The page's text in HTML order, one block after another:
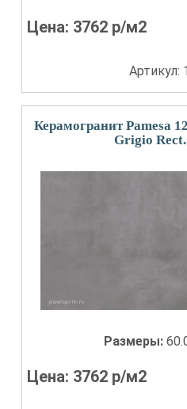
Цена: 3762 р/м2
Артикул:
Керамогранит Pamesa
Grigio
Размеры:
Цена: 3762 р/м2